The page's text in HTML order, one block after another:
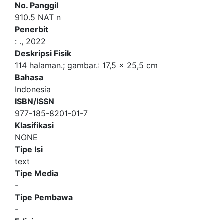
No. Panggil
910.5 NAT n
Penerbit
: ., 2022
Deskripsi Fisik
114 halaman.; gambar.: 17,5 x 25,5 cm
Bahasa
Indonesia
ISBN/ISSN
977-185-8201-01-7
Klasifikasi
NONE
Tipe Isi
text
Tipe Media
-
Tipe Pembawa
-